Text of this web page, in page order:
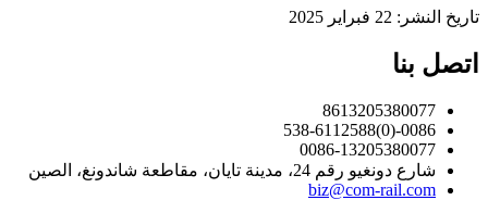
تاريخ النشر: 22 فبراير 2025
اتصل بنا
8613205380077
0086-(0)538-6112588
0086-13205380077
شارع دونغيو رقم 24، مدينة تايان، مقاطعة شاندونغ، الصين
biz@com-rail.com